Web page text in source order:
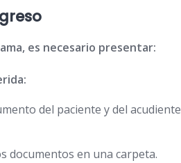
es necesario presentar:
del paciente y del acudiente
documentos en una carpeta.